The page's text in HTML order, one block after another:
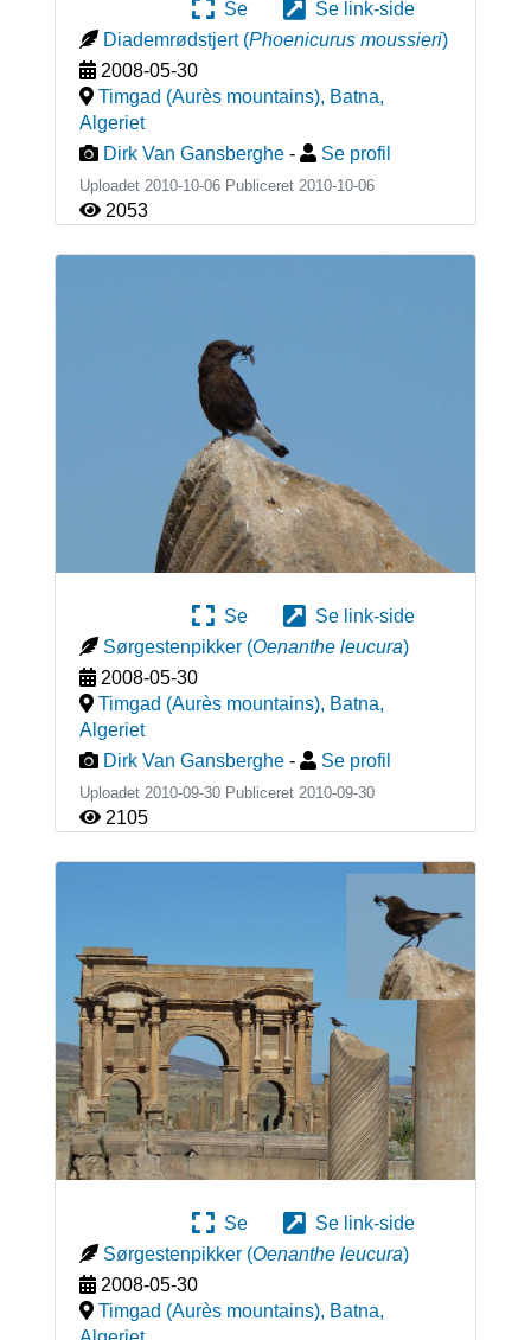
Se
Se link-side
Diademrødstjert (Phoenicurus moussieri)
2008-05-30
Timgad (Aurès mountains), Batna,
Algeriet
Dirk Van Gansberghe - Se profil
Uploadet 2010-10-06 Publiceret 2010-10-06
2053
Se
Se link-side
Sørgestenpikker (Oenanthe leucura)
2008-05-30
Timgad (Aurès mountains), Batna,
Algeriet
Dirk Van Gansberghe - Se profil
Uploadet 2010-09-30 Publiceret 2010-09-30
2105
Se
Se link-side
Sørgestenpikker (Oenanthe leucura)
2008-05-30
Timgad (Aurès mountains), Batna,